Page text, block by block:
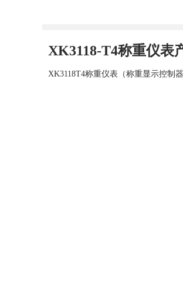
XK3118-T4称重仪表
XK3118T4称重仪表（称重显示控制